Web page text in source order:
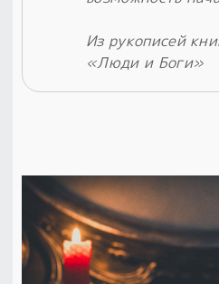
Из рукописей
«Люди и Боги»